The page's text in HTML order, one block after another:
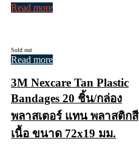
Read more
Sold out
Read more
3M Nexcare Tan Plastic
Bandages 20 ชิ้น/กล่อง
พลาสเตอร์ แทน พลาสติกสี
เนื้อ ขนาด 72x19 มม.